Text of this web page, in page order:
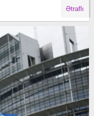
Ətraflı